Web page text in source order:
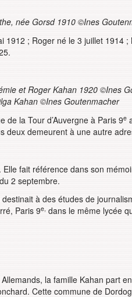
née Gorsd 1910 ©Ines
; Roger né le 3 juillet 1914
et Roger Kahan 1920©Ines
Kahan ©Ines Goutenmacher
de la Tour d’Auvergne à Paris 9e
deux demeurent à une autre
fait référence dans son
2 septembre.
à des études de
Paris 9e, dans le même lycée
la famille Kahan part
Cette commune de